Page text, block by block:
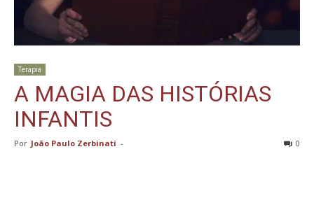
Terapia
A MAGIA DAS HISTÓRIAS
INFANTIS
Por João Paulo Zerbinati - 0